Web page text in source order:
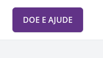
DOE E AJUDE